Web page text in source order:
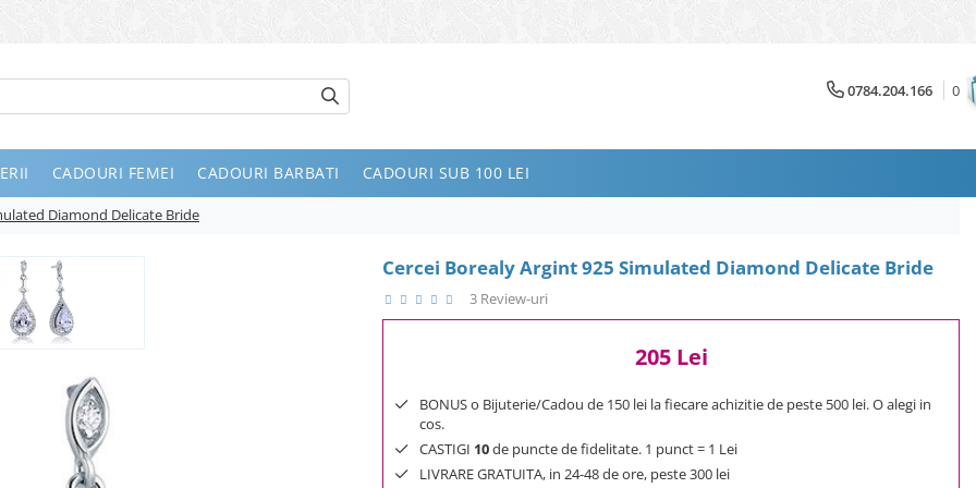
0784.204.166 0
CADOURI FEMEI CADOURI BARBATI CADOURI SUB 100 LEI
Diamond Delicate Bride
Cercei Borealy Argint 925 Simulated Diamond Delicate Bride
3 Review-uri
205 Lei
BONUS o Bijuterie/Cadou de 150 lei la fiecare achizitie de peste 500 lei. O alegi in
cos.
CASTIGI 10de puncte de fidelitate. 1 punct = 1 Lei
LIVRARE GRATUITA, in 24-48 de ore, peste 300 lei